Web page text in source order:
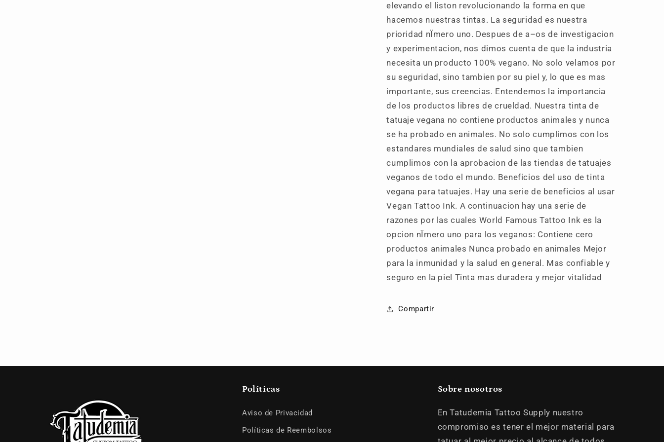
elevando el liston revolucionando la forma en que
hacemos nuestras tintas. La seguridad es nuestra
prioridad nÏmero uno. Despues de a–os de investigacion
y experimentacion, nos dimos cuenta de que la industria
necesita un producto 100% vegano. No solo velamos por
su seguridad, sino tambien por su piel y, lo que es mas
importante, sus creencias. Entendemos la importancia
de los productos libres de crueldad. Nuestra tinta de
tatuaje vegana no contiene productos animales y nunca
se ha probado en animales. No solo cumplimos con los
estandares mundiales de salud sino que tambien
cumplimos con la aprobacion de las tiendas de tatuajes
veganos de todo el mundo. Beneficios del uso de tinta
vegana para tatuajes. Hay una serie de beneficios al usar
Vegan Tattoo Ink. A continuacion hay una serie de
razones por las cuales World Famous Tattoo Ink es la
opcion nÏmero uno para los veganos: Contiene cero
productos animales Nunca probado en animales Mejor
para la inmunidad y la salud en general. Mas confiable y
seguro en la piel Tinta mas duradera y mejor vitalidad
Compartir
Políticas
Aviso de Privacidad
Políticas de Reembolsos
Sobre nosotros
En Tatudemia Tattoo Supply nuestro
compromiso es tener el mejor material para